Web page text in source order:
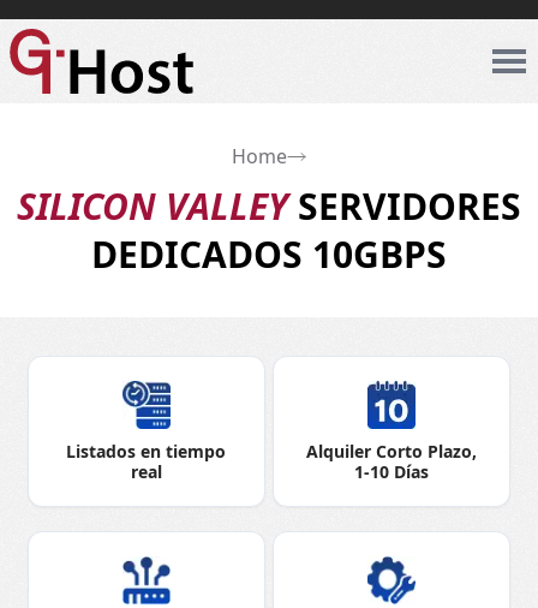
Home
SILICON VALLEYSERVIDORES
DEDICADOS 10GBPS
Listados en tiempo
real
Alquiler Corto Plazo,
1-10 Días